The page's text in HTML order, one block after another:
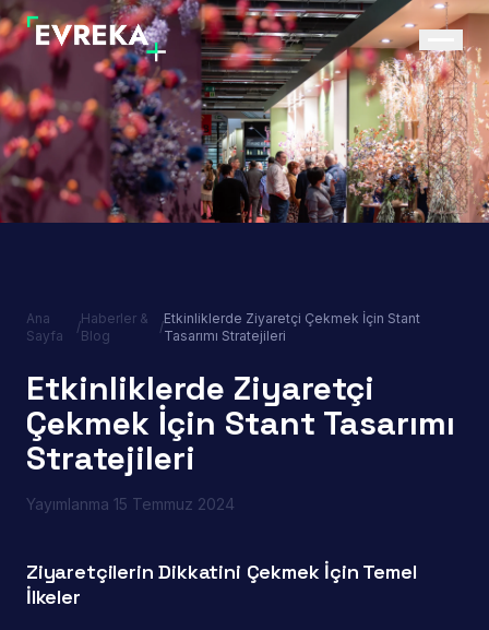
Ana
Sayfa
/
Haberler &
Blog
/
Etkinliklerde Ziyaretçi Çekmek İçin Stant
Tasarımı Stratejileri
Etkinliklerde Ziyaretçi
Çekmek İçin Stant Tasarımı
Stratejileri
Yayımlanma 15 Temmuz 2024
Ziyaretçilerin Dikkatini Çekmek İçin Temel
İlkeler